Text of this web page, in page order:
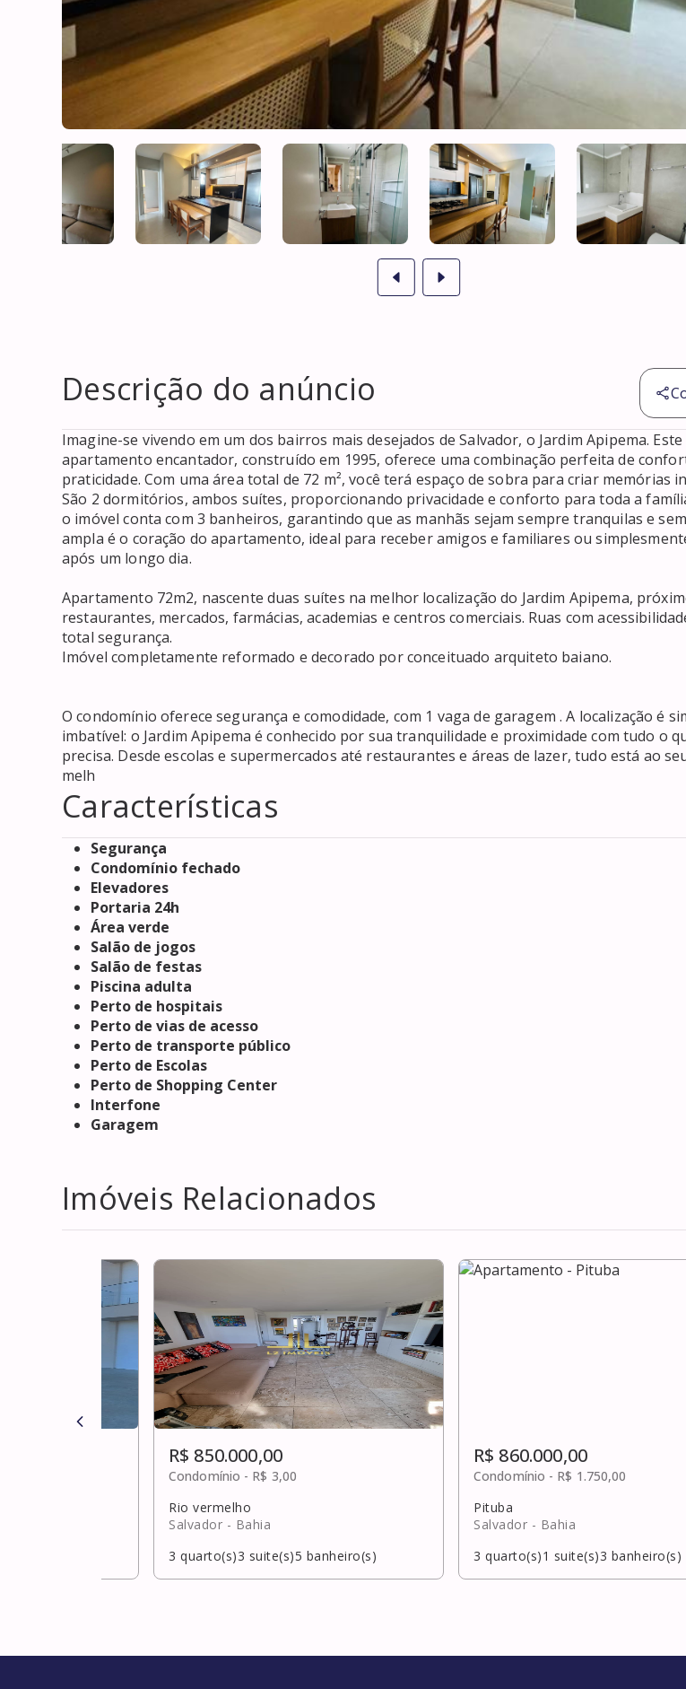
Descrição do anúncio
Imagine-se vivendo em um dos bairros mais desejados de Salvador, o Jardim Apipema. Este
apartamento encantador, construído em 1995, oferece uma combinação perfeita de
praticidade. Com uma área total de 72 m², você terá espaço de sobra para criar memórias
São 2 dormitórios, ambos suítes, proporcionando privacidade e conforto para toda a
o imóvel conta com 3 banheiros, garantindo que as manhãs sejam sempre tranquilas e
ampla é o coração do apartamento, ideal para receber amigos e familiares ou
após um longo dia.
Apartamento 72m2, nascente duas suítes na melhor localização do Jardim Apipema,
restaurantes, mercados, farmácias, academias e centros comerciais. Ruas com
total segurança.
Imóvel completamente reformado e decorado por conceituado arquiteto baiano.
O condomínio oferece segurança e comodidade, com 1 vaga de garagem . A localização é
imbatível: o Jardim Apipema é conhecido por sua tranquilidade e proximidade com tudo o
precisa. Desde escolas e supermercados até restaurantes e áreas de lazer, tudo está ao
melh
Características
Segurança
Condomínio fechado
Elevadores
Portaria 24h
Área verde
Salão de jogos
Salão de festas
Piscina adulta
Perto de hospitais
Perto de vias de acesso
Perto de transporte público
Perto de Escolas
Perto de Shopping Center
Interfone
Garagem
Imóveis Relacionados
R$ 850.000,00
Condomínio - R$ 3,00
Rio vermelho
Salvador - Bahia
3 quarto(s)3 suite(s)5 banheiro(s)
R$ 860.000,00
Condomínio - R$ 1.750,00
Pituba
Salvador - Bahia
3 quarto(s)1 suite(s)3 banheiro(s)